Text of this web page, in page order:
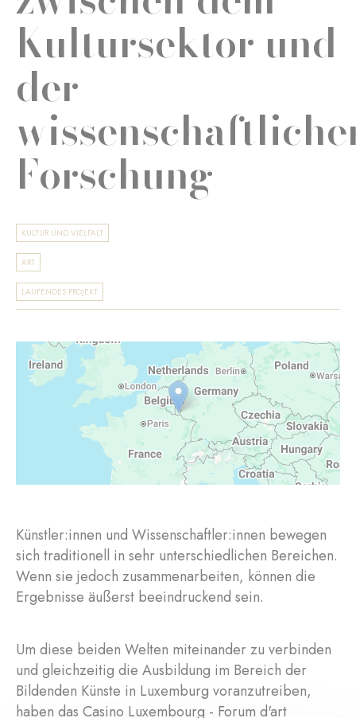
Kultursektor und
der
Forschung
KULTUR UND VIELFALT
ART
LAUFENDES PROJEKT
Künstler:innen und Wissenschaftler:innen bewegen
sich traditionell in sehr unterschiedlichen Bereichen.
Wenn sie jedoch zusammenarbeiten, können die
Ergebnisse äußerst beeindruckend sein.
Um diese beiden Welten miteinander zu verbinden
und gleichzeitig die Ausbildung im Bereich der
Bildenden Künste in Luxemburg voranzutreiben,
haben das Casino Luxembourg - Forum d'art